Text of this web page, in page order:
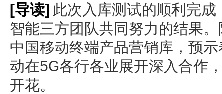
[导读] 此次入库测试的顺利完
智能三方团队共同努力的结果
中国移动终端产品营销库，预
动在5G各行各业展开深入合作
开花。